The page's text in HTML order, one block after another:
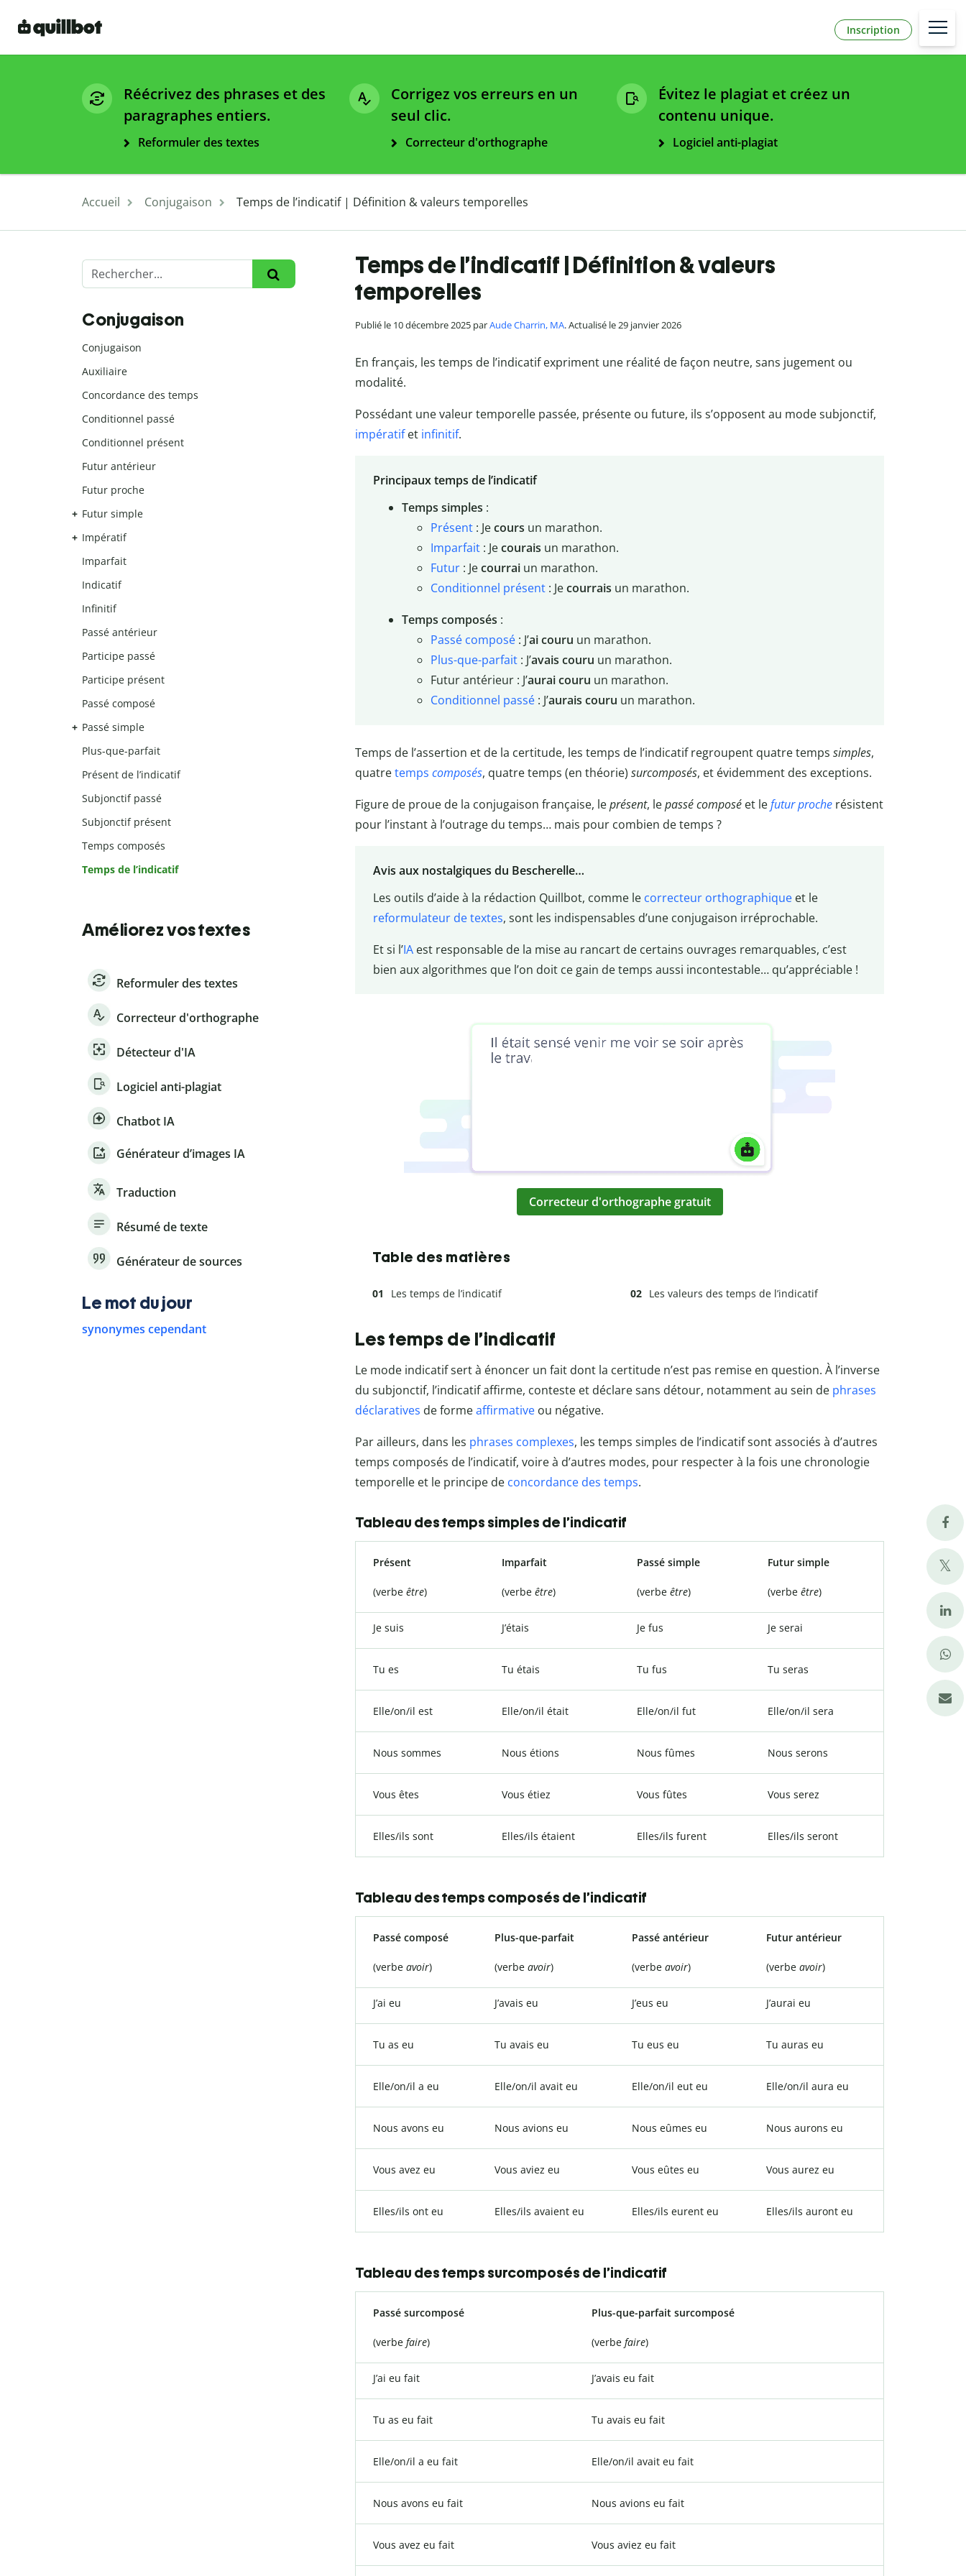
Inscription
Réécrivez des phrases et des
paragraphes entiers.
Reformuler des textes
Corrigez vos erreurs en un
seul clic.
Correcteur d'orthographe
Évitez le plagiat et créez un
contenu unique.
Logiciel anti-plagiat
Accueil Conjugaison Temps de l’indicatif | Définition & valeurs temporelles
Temps de l’indicatif | Définition & valeurs
temporelles
Publié le 10 décembre 2025 parAude Charrin, MA. Actualisé le 29 janvier 2026
En français, les temps de l’indicatif expriment une réalité de façon neutre, sans jugement ou
modalité.
Possédant une valeur temporelle passée, présente ou future, ils s’opposent au mode subjonctif,
impératifet infinitif.
Principaux temps de l’indicatif
Temps simples :
Présent: Jecours un marathon.
Imparfait: Jecourais un marathon.
Futur: Jecourraiun marathon.
Conditionnel présent: Jecourrais un marathon.
Temps composés :
Passé composé: J’ai couru un marathon.
Plus-que-parfait: J’avais couru un marathon.
Futur antérieur : J’aurai couru un marathon.
Conditionnel passé: J’aurais couru un marathon.
Temps de l’assertion et de la certitude, les temps de l’indicatif regroupent quatre temps simples,
quatretemps composés, quatre temps (en théorie) surcomposés, et évidemment des exceptions.
Figure de proue de la conjugaison française, leprésent, lepassé composé et lefutur proche résistent
pour l’instant à l’outrage du temps… mais pour combien de temps ?
Avis aux nostalgiques du Bescherelle…
Les outils d’aide à la rédaction Quillbot, comme le correcteur orthographiqueet le
reformulateur de textes, sont les indispensables d’une conjugaison irréprochable.
Et si l’IAest responsable de la mise au rancart de certains ouvrages remarquables, c’est
bien aux algorithmes que l’on doit ce gain de temps aussi incontestable… qu’appréciable !
Correcteur d'orthographe gratuit
Table des matières
Les temps de l’indicatif Les valeurs des temps de l’indicatif
Les temps de l’indicatif
Le mode indicatif sert à énoncer un fait dont la certitude n’est pas remise en question. À l’inverse
du subjonctif, l’indicatif affirme, conteste et déclare sans détour, notamment au sein de phrases
déclaratives de formeaffirmative ou négative.
Par ailleurs, dans les phrases complexes, les temps simples de l’indicatif sont associés à d’autres
temps composés de l’indicatif, voire à d’autres modes, pour respecter à la fois une chronologie
temporelle et le principe de concordance des temps.
Tableau des temps simples de l’indicatif
Présent
(verbe être)
Imparfait
(verbe être)
Passé simple
(verbe être)
Futur simple
(verbe être)
Je suis J’étais Je fus Je serai
Tu es Tu étais Tu fus Tu seras
Elle/on/il est Elle/on/il était Elle/on/il fut Elle/on/il sera
Nous sommes Nous étions Nous fûmes Nous serons
Vous êtes Vous étiez Vous fûtes Vous serez
Elles/ils sont Elles/ils étaient Elles/ils furent Elles/ils seront
Tableau des temps composés de l’indicatif
Passé composé
(verbe avoir)
Plus-que-parfait
(verbe avoir)
Passé antérieur
(verbe avoir)
Futur antérieur
(verbe avoir)
J’ai eu J’avais eu J’eus eu J’aurai eu
Tu as eu Tu avais eu Tu eus eu Tu auras eu
Elle/on/il a eu Elle/on/il avait eu Elle/on/il eut eu Elle/on/il aura eu
Nous avons eu Nous avions eu Nous eûmes eu Nous aurons eu
Vous avez eu Vous aviez eu Vous eûtes eu Vous aurez eu
Elles/ils ont eu Elles/ils avaient eu Elles/ils eurent eu Elles/ils auront eu
Tableau des temps surcomposés de l’indicatif
Passé surcomposé
(verbe faire)
Plus-que-parfait surcomposé
(verbe faire)
J’ai eu fait J’avais eu fait
Tu as eu fait Tu avais eu fait
Elle/on/il a eu fait Elle/on/il avait eu fait
Nous avons eu fait Nous avions eu fait
Vous avez eu fait Vous aviez eu fait
Conjugaison
Conjugaison
Auxiliaire
Concordance des temps
Conditionnel passé
Conditionnel présent
Futur antérieur
Futur proche
Futur simple
Impératif
Imparfait
Indicatif
Infinitif
Passé antérieur
Participe passé
Participe présent
Passé composé
Passé simple
Plus-que-parfait
Présent de l’indicatif
Subjonctif passé
Subjonctif présent
Temps composés
Temps de l’indicatif
Améliorez vos textes
Reformuler des textes
Correcteur d'orthographe
Détecteur d'IA
Logiciel anti-plagiat
Chatbot IA
Générateur d’images IA
Traduction
Résumé de texte
Générateur de sources
Le mot du jour
synonymes cependant